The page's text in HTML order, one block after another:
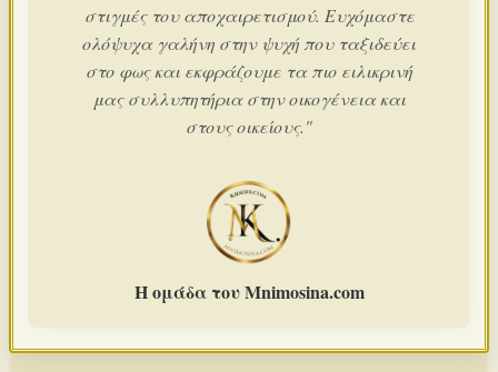
στιγμές του αποχαιρετισμού. Ευχόμαστε
ολόψυχα γαλήνη στην ψυχή που ταξιδεύει
στο φως και εκφράζουμε τα πιο ειλικρινή
μας συλλυπητήρια στην οικογένεια και
στους οικείους."
Η ομάδα του Mnimosina.com